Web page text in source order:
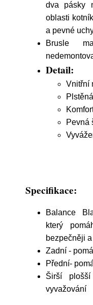
dva pásky
oblasti
a pevné
Brusle
Detail:
Vnitřní
Pevná
Specifikace:
Balance
který
bezpečněji
Zadní -
Přední-
Širší
vyvažování